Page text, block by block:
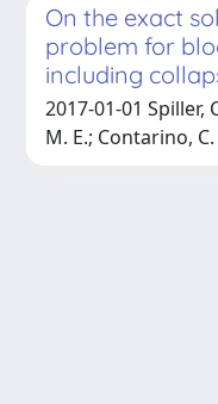
On the exact
problem for
including
2017-01-01 Spiller,
M. E.; Contarino, C.